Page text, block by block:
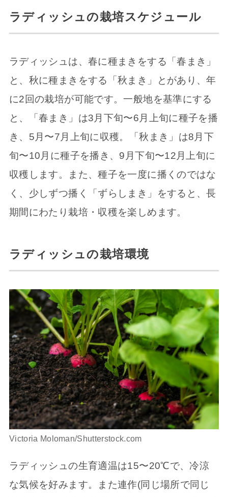
ラディッシュの栽培スケジュール
ラディッシュは、春に種まきをする「春まき」
と、秋に種まきをする「秋まき」とがあり、年
に2回の栽培が可能です。一般地を基準にする
と、「春まき」は3月下旬〜6月上旬に種子を播
き、5月〜7月上旬に収穫。「秋まき」は8月下
旬〜10月に種子を播き、9月下旬〜12月上旬に
収穫します。また、種子を一度に播くのではな
く、少しずつ播く「ずらしまき」をすると、長
期間にわたり栽培・収穫を楽しめます。
ラディッシュの栽培環境
Victoria Moloman/Shutterstock.com
ラディッシュの生育適温は15〜20℃で、冷涼
な気候を好みます。また連作(同じ場所で同じ